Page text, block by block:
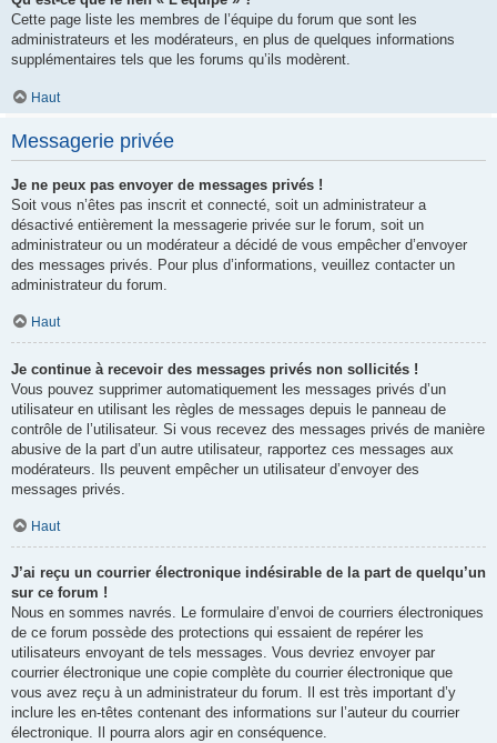
Cette page liste les membres de l’équipe du forum que sont les
administrateurs et les modérateurs, en plus de quelques informations
supplémentaires tels que les forums qu’ils modèrent.
Haut
Messagerie privée
Je ne peux pas envoyer de messages privés !
Soit vous n’êtes pas inscrit et connecté, soit un administrateur a
désactivé entièrement la messagerie privée sur le forum, soit un
administrateur ou un modérateur a décidé de vous empêcher d’envoyer
des messages privés. Pour plus d’informations, veuillez contacter un
administrateur du forum.
Haut
Je continue à recevoir des messages privés non sollicités !
Vous pouvez supprimer automatiquement les messages privés d’un
utilisateur en utilisant les règles de messages depuis le panneau de
contrôle de l’utilisateur. Si vous recevez des messages privés de manière
abusive de la part d’un autre utilisateur, rapportez ces messages aux
modérateurs. Ils peuvent empêcher un utilisateur d’envoyer des
messages privés.
Haut
J’ai reçu un courrier électronique indésirable de la part de quelqu’un
sur ce forum !
Nous en sommes navrés. Le formulaire d’envoi de courriers électroniques
de ce forum possède des protections qui essaient de repérer les
utilisateurs envoyant de tels messages. Vous devriez envoyer par
courrier électronique une copie complète du courrier électronique que
vous avez reçu à un administrateur du forum. Il est très important d’y
inclure les en-têtes contenant des informations sur l’auteur du courrier
électronique. Il pourra alors agir en conséquence.